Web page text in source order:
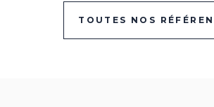
TOUTES NOS